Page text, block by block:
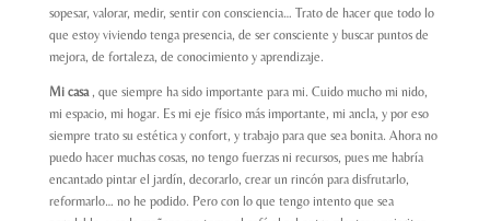
sopesar, valorar, medir, sentir con consciencia… Trato de hacer que todo lo
que estoy viviendo tenga presencia, de ser consciente y buscar puntos de
mejora, de fortaleza, de conocimiento y aprendizaje.
Mi casa, que siempre ha sido importante para mi. Cuido mucho mi nido,
mi espacio, mi hogar. Es mi eje físico más importante, mi ancla, y por eso
siempre trato su estética y confort, y trabajo para que sea bonita. Ahora no
puedo hacer muchas cosas, no tengo fuerzas ni recursos, pues me habría
encantado pintar el jardín, decorarlo, crear un rincón para disfrutarlo,
reformarlo… no he podido. Pero con lo que tengo intento que sea